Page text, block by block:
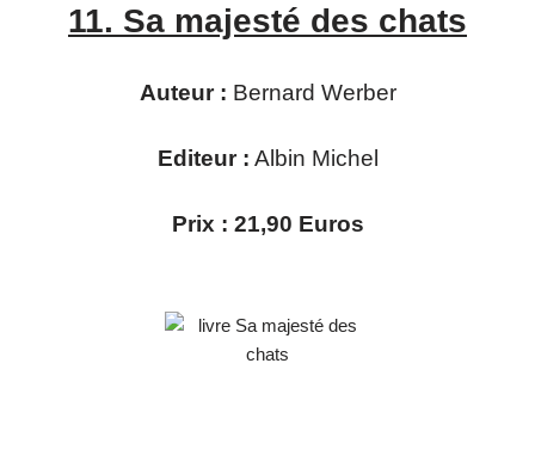
11. Sa majesté des chats
Auteur : Bernard Werber
Editeur : Albin Michel
Prix : 21,90 Euros